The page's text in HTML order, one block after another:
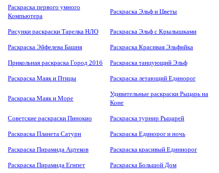
Раскраска первого умного
Компьютера
Раскраска Эльф и Цветы
Рисунки раскраски Тарелка НЛО Раскраска Эльф с Крылышками
Раскраска Эйфелева Башня Раскраска Красивая Эльфийка
Прикольная раскраска Город 2016 Раскраска танцующий Эльф
Раскраска Маяк и Птицы Раскраска летающий Единорог
Раскраска Маяк и Море
Удивительные раскраски Рыцарь на
Коне
Советские раскраски Пинокио Раскраска турнир Рыцарей
Раскраска Планета Сатурн Раскраска Единорог и ночь
Раскраска Пирамида Ацтеков Раскраска красивый Единиорог
Раскраска Пирамида Египет Раскраска Большой Дом